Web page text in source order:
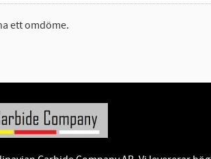
ett omdöme.